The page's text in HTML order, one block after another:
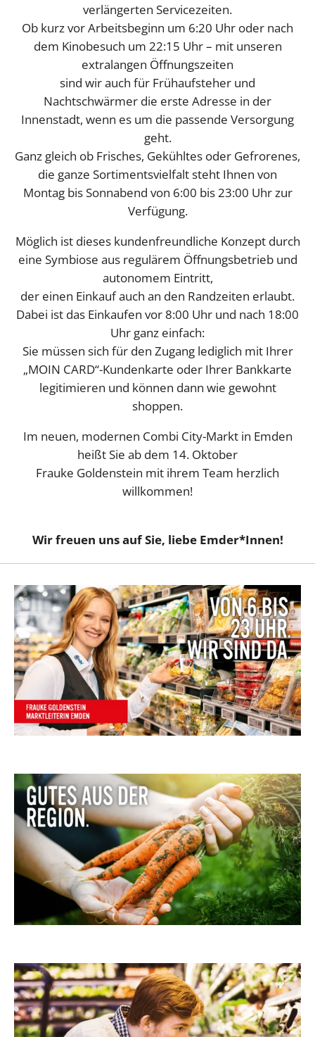
verlängerten Servicezeiten.
Ob kurz vor Arbeitsbeginn um 6:20 Uhr oder nach
dem Kinobesuch um 22:15 Uhr – mit unseren
extralangen Öffnungszeiten
sind wir auch für Frühaufsteher und
Nachtschwärmer die erste Adresse in der
Innenstadt, wenn es um die passende Versorgung
geht.
Ganz gleich ob Frisches, Gekühltes oder Gefrorenes,
die ganze Sortimentsvielfalt steht Ihnen von
Montag bis Sonnabend von 6:00 bis 23:00 Uhr zur
Verfügung.
Möglich ist dieses kundenfreundliche Konzept durch
eine Symbiose aus regulärem Öffnungsbetrieb und
autonomem Eintritt,
der einen Einkauf auch an den Randzeiten erlaubt.
Dabei ist das Einkaufen vor 8:00 Uhr und nach 18:00
Uhr ganz einfach:
Sie müssen sich für den Zugang lediglich mit Ihrer
„MOIN CARD“-Kundenkarte oder Ihrer Bankkarte
legitimieren und können dann wie gewohnt
shoppen.
Im neuen, modernen Combi City-Markt in Emden
heißt Sie ab dem 14. Oktober
Frauke Goldenstein mit ihrem Team herzlich
willkommen!
Wir freuen uns auf Sie, liebe Emder*Innen!